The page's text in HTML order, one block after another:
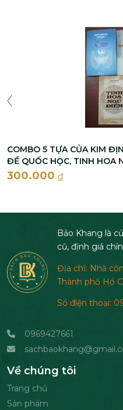
COMBO 5 TỰA CỦA KIM
ĐỀ QUỐC HỌC, TINH HOA
300.000 đ
Bảo Khang là
cũ, định giá
Địa chỉ: Nhà
Thành phố Hồ
Số điện thoại:
0969427661
Về chúng tôi
Trang chủ
Sản phẩm